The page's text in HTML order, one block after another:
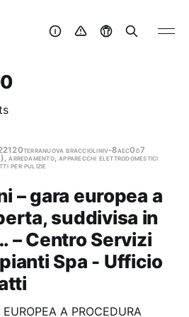
terranuova braccioliniv-8aec0d7
arredamento, apparecchi elettrodomestici
per pulizie
– gara europea a
suddivisa in
– Centro Servizi
Spa - Ufficio
A PROCEDURA